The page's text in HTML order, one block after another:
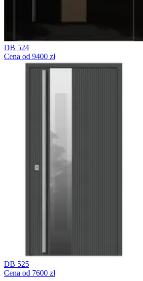
DB 524
Cena od 9400 zł
DB 525
Cena od 7600 zł